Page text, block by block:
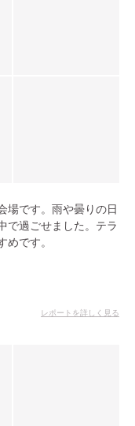
場です。雨や曇りの日
で過ごせました。テラ
です。
レポートを詳しく見る